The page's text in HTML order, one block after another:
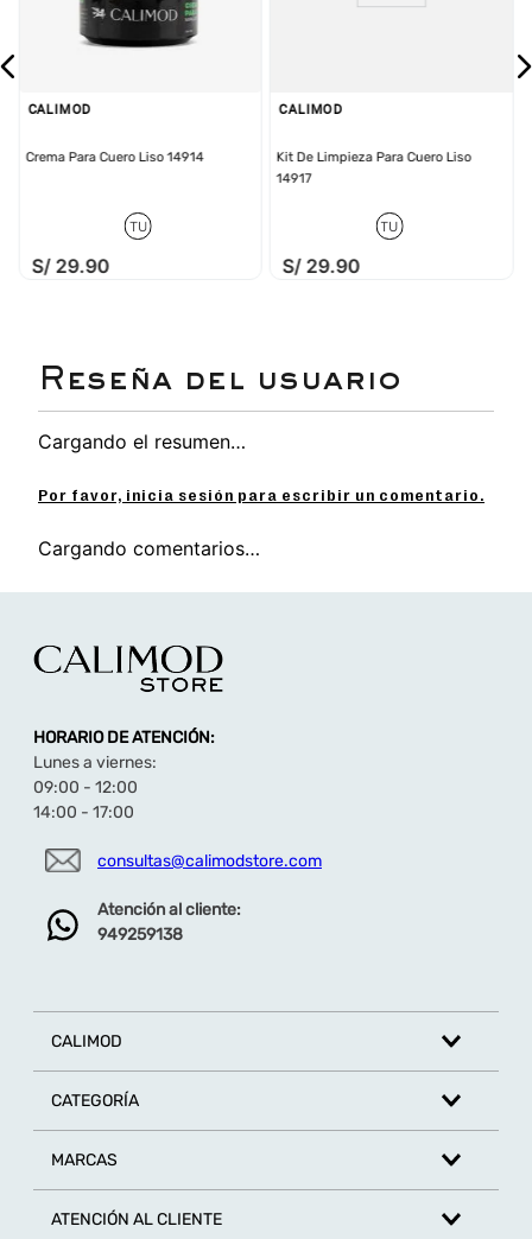
CALIMOD
Crema Para Cuero Liso 14914
TU
S/ 29.90
CALIMOD
Kit De Limpieza Para Cuero Liso
14917
TU
S/ 29.90
Cargando el resumen…
Por favor, inicia sesión para escribir un comentario.
Cargando comentarios…
HORARIO DE ATENCIÓN:
Lunes a viernes:
09:00 - 12:00
14:00 - 17:00
consultas@calimodstore.com
Atención al cliente:
949259138
CALIMOD
CATEGORÍA
MARCAS
ATENCIÓN AL CLIENTE